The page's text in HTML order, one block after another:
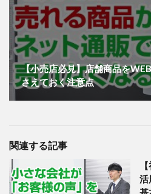
【小売店必見】店舗商品を
さえておく注意点
関連する記事
活